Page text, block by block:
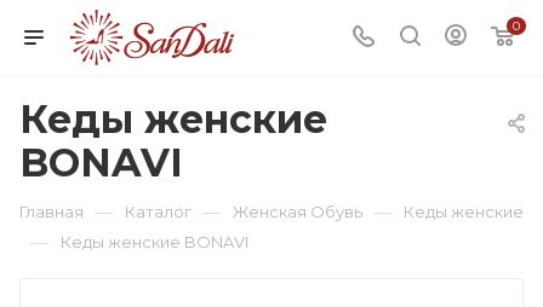
0
Кеды женские
BONAVI
Главная — Каталог — Женская Обувь — Кеды женские
— Кеды женские BONAVI